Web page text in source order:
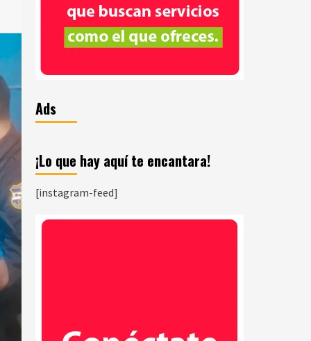
Ads
¡Lo que hay aquí te encantara!
[instagram-feed]